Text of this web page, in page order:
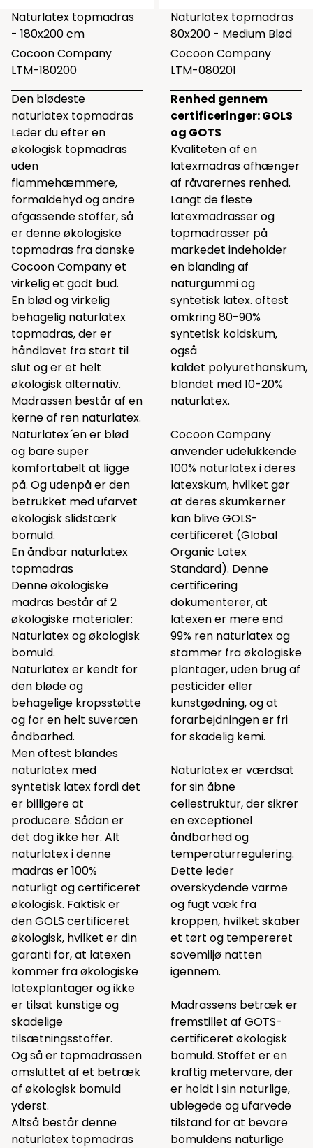
Naturlatex topmadras
- 180x200 cm
Cocoon Company
LTM-180200
Den blødeste
naturlatex topmadras
Leder du efter en
økologisk topmadras
uden
flammehæmmere,
formaldehyd og andre
afgassende stoffer, så
er denne økologiske
topmadras fra danske
Cocoon Company et
virkelig et godt bud.
En blød og virkelig
behagelig naturlatex
topmadras, der er
håndlavet fra start til
slut og er et helt
økologisk alternativ.
Madrassen består af en
kerne af ren naturlatex.
Naturlatex´en er blød
og bare super
komfortabelt at ligge
på. Og udenpå er den
betrukket med ufarvet
økologisk slidstærk
bomuld.
En åndbar naturlatex
topmadras
Denne økologiske
madras består af 2
økologiske materialer:
Naturlatex og økologisk
bomuld.
Naturlatex er kendt for
den bløde og
behagelige kropsstøtte
og for en helt suveræn
åndbarhed.
Men oftest blandes
naturlatex med
syntetisk latex fordi det
er billigere at
producere. Sådan er
det dog ikke her. Alt
naturlatex i denne
madras er 100%
naturligt og certificeret
økologisk. Faktisk er
den GOLS certificeret
økologisk, hvilket er din
garanti for, at latexen
kommer fra økologiske
latexplantager og ikke
er tilsat kunstige og
skadelige
tilsætningsstoffer.
Og så er topmadrassen
omsluttet af et betræk
af økologisk bomuld
yderst.
Altså består denne
naturlatex topmadras
Naturlatex topmadras
80x200 - Medium Blød
Cocoon Company
LTM-080201
Renhed gennem
certificeringer: GOLS
og GOTS
Kvaliteten af en
latexmadras afhænger
af råvarernes renhed.
Langt de fleste
latexmadrasser og
topmadrasser på
markedet indeholder
en blanding af
naturgummi og
syntetisk latex. oftest
omkring 80-90%
syntetisk koldskum,
også
kaldet polyurethanskum,
blandet med 10-20%
naturlatex.
Cocoon Company
anvender udelukkende
100% naturlatex i deres
latexskum, hvilket gør
at deres skumkerner
kan blive GOLS-
certificeret (Global
Organic Latex
Standard). Denne
certificering
dokumenterer, at
latexen er mere end
99% ren naturlatex og
stammer fra økologiske
plantager, uden brug af
pesticider eller
kunstgødning, og at
forarbejdningen er fri
for skadelig kemi.
Naturlatex er værdsat
for sin åbne
cellestruktur, der sikrer
en exceptionel
åndbarhed og
temperaturregulering.
Dette leder
overskydende varme
og fugt væk fra
kroppen, hvilket skaber
et tørt og tempereret
sovemiljø natten
igennem.
Madrassens betræk er
fremstillet af GOTS-
certificeret økologisk
bomuld. Stoffet er en
kraftig metervare, der
er holdt i sin naturlige,
ublegede og ufarvede
tilstand for at bevare
bomuldens naturlige